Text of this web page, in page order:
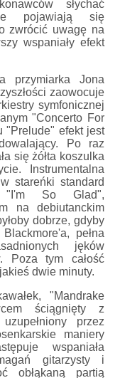
słychać
pojawiają się
zwrócić uwagę na
wspaniały efekt
przymiarka Jona
zaowocuje
symfonicznej
"Concerto For
"Prelude" efekt jest
Po raz
się żółta koszulka
Instrumentalna
stareńki standard
"I'm So Glad",
na debiutanckim
dobrze, gdyby
pełna
jęków
Poza tym całość
dwie minuty.
"Mandrake
ściągnięty z
przez
maniery
wspaniała
gitarzysty i
obłąkaną partią